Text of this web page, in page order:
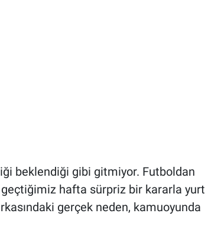
beklendiği gibi gitmiyor. Futboldan
hafta sürpriz bir kararla yurt
gerçek neden, kamuoyunda